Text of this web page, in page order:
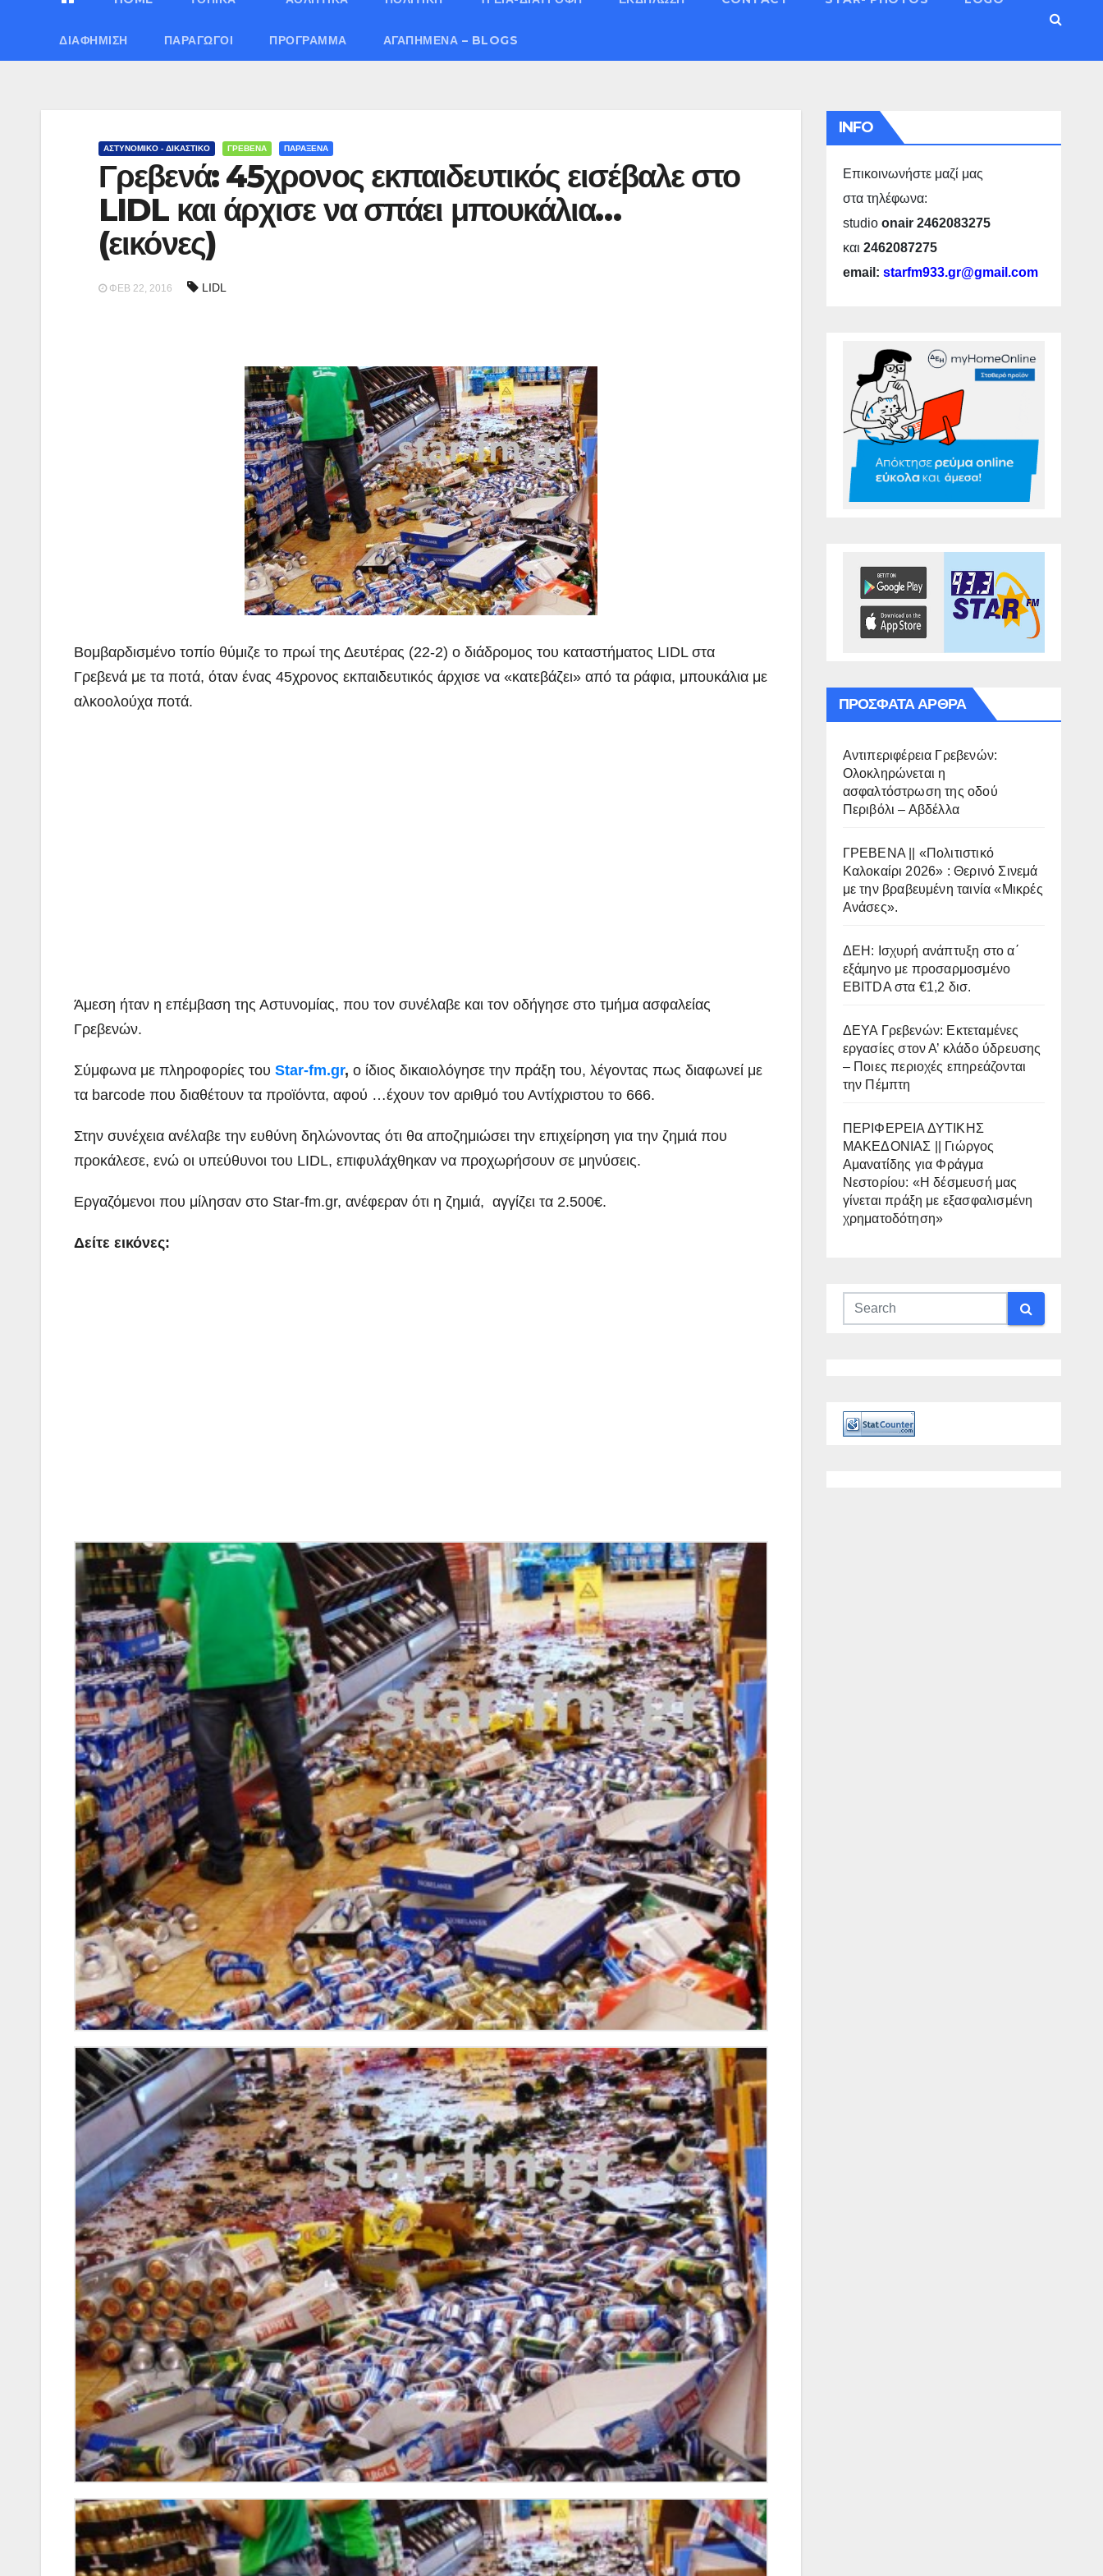
ΔΙΑΦΉΜΙΣΗ ΠΑΡΑΓΩΓΟΊ ΠΡΌΓΡΑΜΜΑ ΑΓΑΠΗΜΈΝΑ – BLOGS
ΑΣΤΥΝΟΜΙΚΟ - ΔΙΚΑΣΤΙΚΟ ΓΡΕΒΕΝΑ ΠΑΡΑΞΕΝΑ
Γρεβενά: 45χρονος εκπαιδευτικός εισέβαλε στο
LIDL και άρχισε να σπάει μπουκάλια…
(εικόνες)
ΦΕΒ 22, 2016 LIDL
Βομβαρδισμένο τοπίο θύμιζε το πρωί της Δευτέρας (22-2) ο διάδρομος του καταστήματος LIDL στα
Γρεβενά με τα ποτά, όταν ένας 45χρονος εκπαιδευτικός άρχισε να «κατεβάζει» από τα ράφια, μπουκάλια με
αλκοολούχα ποτά.
Άμεση ήταν η επέμβαση της Αστυνομίας, που τον συνέλαβε και τον οδήγησε στο τμήμα ασφαλείας
Γρεβενών.
Σύμφωνα με πληροφορίες του Star-fm.gr, ο ίδιος δικαιολόγησε την πράξη του, λέγοντας πως διαφωνεί με
τα barcode που διαθέτουν τα προϊόντα, αφού …έχουν τον αριθμό του Αντίχριστου το 666.
Στην συνέχεια ανέλαβε την ευθύνη δηλώνοντας ότι θα αποζημιώσει την επιχείρηση για την ζημιά που
προκάλεσε, ενώ οι υπεύθυνοι του LIDL, επιφυλάχθηκαν να προχωρήσουν σε μηνύσεις.
Εργαζόμενοι που μίλησαν στο Star-fm.gr, ανέφεραν ότι η ζημιά, αγγίζει τα 2.500€.
Δείτε εικόνες:
INFO
Επικοινωνήστε μαζί μας
στα τηλέφωνα:
studio onair 2462083275
και 2462087275
email: starfm933.gr@gmail.com
ΠΡΌΣΦΑΤΑ ΆΡΘΡΑ
Αντιπεριφέρεια Γρεβενών:
Ολοκληρώνεται η
ασφαλτόστρωση της οδού
Περιβόλι – Αβδέλλα
ΓΡΕΒΕΝΑ || «Πολιτιστικό
Καλοκαίρι 2026» : Θερινό Σινεμά
με την βραβευμένη ταινία «Μικρές
Ανάσες».
ΔΕΗ: Ισχυρή ανάπτυξη στο α΄
εξάμηνο με προσαρμοσμένο
EBITDA στα €1,2 δισ.
ΔΕΥΑ Γρεβενών: Εκτεταμένες
εργασίες στον Α’ κλάδο ύδρευσης
– Ποιες περιοχές επηρεάζονται
την Πέμπτη
ΠΕΡΙΦΕΡΕΙΑ ΔΥΤΙΚΗΣ
ΜΑΚΕΔΟΝΙΑΣ || Γιώργος
Αμανατίδης για Φράγμα
Νεστορίου: «Η δέσμευσή μας
γίνεται πράξη με εξασφαλισμένη
χρηματοδότηση»